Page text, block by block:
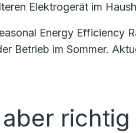
Elektrogerät im
Energy Efficiency
Betrieb im Sommer.
richtig